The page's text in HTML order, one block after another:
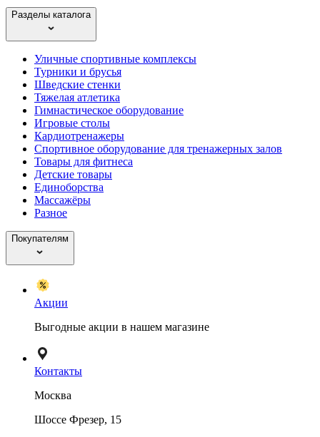
Разделы каталога
Уличные спортивные комплексы
Турники и брусья
Шведские стенки
Тяжелая атлетика
Гимнастическое оборудование
Игровые столы
Кардиотренажеры
Спортивное оборудование для тренажерных залов
Товары для фитнеса
Детские товары
Единоборства
Массажёры
Разное
Покупателям
Акции
Выгодные акции в нашем магазине
Контакты
Москва
Шоссе Фрезер, 15